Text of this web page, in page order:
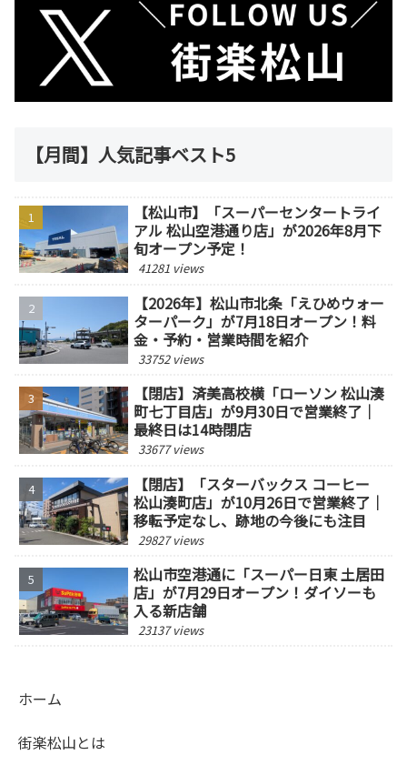
【月間】人気記事ベスト5
【松山市】「スーパーセンタートライ
アル 松山空港通り店」が2026年8月下
旬オープン予定！
41281 views
【2026年】松山市北条「えひめウォー
ターパーク」が7月18日オープン！料
金・予約・営業時間を紹介
33752 views
【閉店】済美高校横「ローソン 松山湊
町七丁目店」が9月30日で営業終了｜
最終日は14時閉店
33677 views
【閉店】「スターバックス コーヒー
松山湊町店」が10月26日で営業終了｜
移転予定なし、跡地の今後にも注目
29827 views
松山市空港通に「スーパー日東 土居田
店」が7月29日オープン！ダイソーも
入る新店舗
23137 views
ホーム
街楽松山とは